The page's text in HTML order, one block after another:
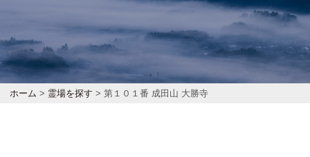
ホーム > 霊場を探す > 第１０１番 成田山 大勝寺